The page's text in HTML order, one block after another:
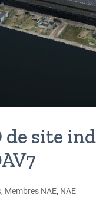
site
, Membres NAE, NAE